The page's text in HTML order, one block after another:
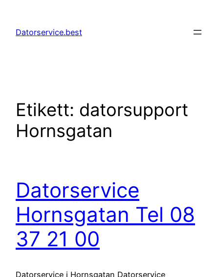
innehåll
Datorservice.best
Etikett: datorsupport
Hornsgatan
Datorservice
Hornsgatan Tel 08
37 21 00
Datorservice i Hornsgatan Datorservice